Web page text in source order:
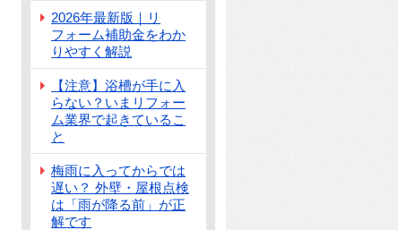
2026年最新版｜リ
フォーム補助金をわか
りやすく解説
【注意】浴槽が手に入
らない？いまリフォー
ム業界で起きているこ
と
梅雨に入ってからでは
遅い？ 外壁・屋根点検
は「雨が降る前」が正
解です